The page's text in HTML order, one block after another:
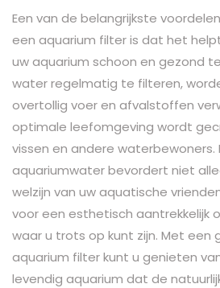
Een van de belangrijkste
een aquarium filter is dat het
uw aquarium schoon en gezond
water regelmatig te filteren,
overtollig voer en afvalstoffen
optimale leefomgeving wordt
vissen en andere waterbewoners.
aquariumwater bevordert niet
welzijn van uw aquatische
voor een esthetisch aantrekkelijk
waar u trots op kunt zijn. Met een
aquarium filter kunt u genieten
levendig aquarium dat de